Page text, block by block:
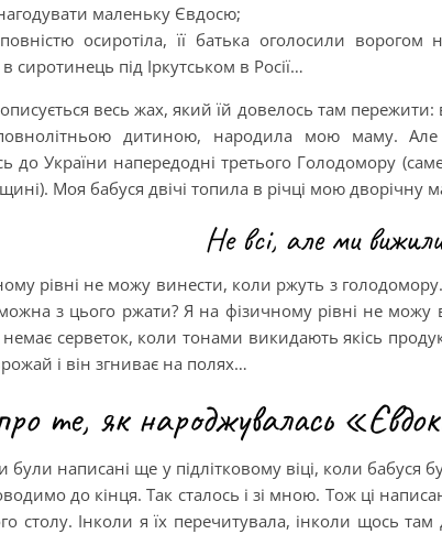
маленьку Євдосю;
осиротіла, її батька оголосили
сиротинець під Іркутськом в Росії…
описується весь жах, який їй довелось там
дитиною, народила мою маму. Але
до України напередодні третього Голодомору
Моя бабуся двічі топила в річці мою дворічну
Не всі, але ми
рівні не можу винести, коли ржуть з
з цього ржати? Я на фізичному рівні не
немає серветок, коли тонами викидають якісь
і він згниває на полях…
те, як народжувалась
були написані ще у підлітковому віці, коли бабуся
до кінця. Так сталось і зі мною. Тож ці
столу. Інколи я їх перечитувала, інколи щось